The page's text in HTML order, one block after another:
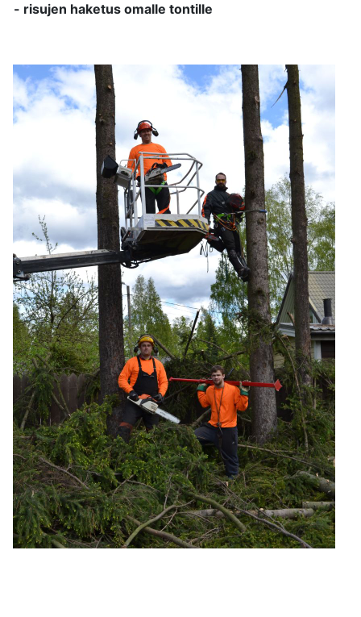
- risujen haketus omalle tontille